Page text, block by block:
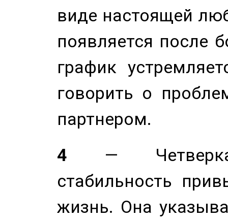
виде настоящей
появляется после
график
говорить о
партнером.
4 — Четверка
стабильность
жизнь. Она